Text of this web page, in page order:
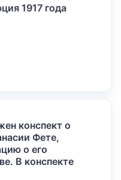
1917 года
конспект о
Фете,
о его
В конспекте